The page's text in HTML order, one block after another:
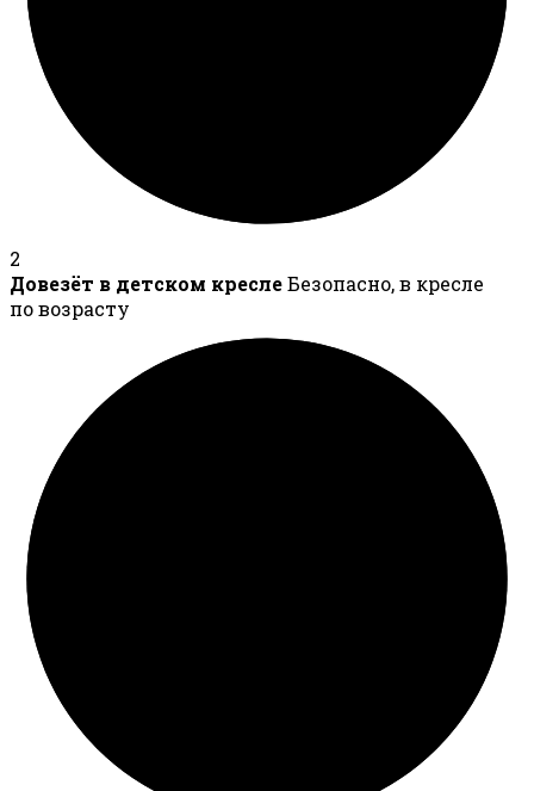
2
Довезёт в детском креслеБезопасно, в кресле
по возрасту